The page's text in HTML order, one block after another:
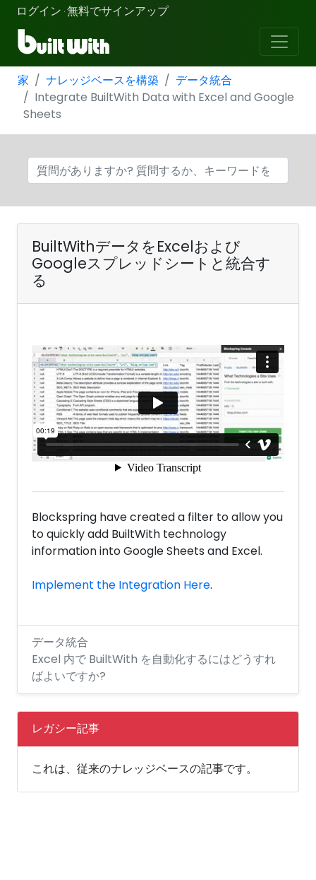
ログイン ·無料でサインアップ
家 ナレッジベースを構築
データ統合
Integrate BuiltWith Data with Excel and Google
Sheets
BuiltWithデータをExcelおよび
Googleスプレッドシートと統合す
る
Blockspring have created a filter to allow you
to quickly add BuiltWith technology
information into Google Sheets and Excel.
Implement the Integration Here.
データ統合
Excel 内で BuiltWith を自動化するにはどうすれ
ばよいですか?
レガシー記事
これは、従来のナレッジベースの記事です。